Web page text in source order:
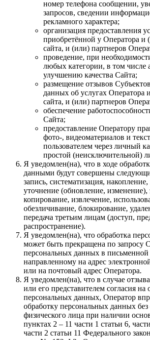
номер телефона сообщении,
запросов, сведении
рекламного характера;
организация предоставления
приобретённой у Оператора и
сайта, и (или) партнеров
проведение, при
любых категории, в том числе
улучшению качества Сайта;
размещение отзывов
данных об услугах Оператора
сайта, и (или) партнеров
обеспечение
Сайта;
предоставление Оператору
фото-, видеоматериалов и
пользователем через личный
простой (неисключительной)
Я уведомлен(на), что в ходе
данными будут совершены
запись, систематизация,
уточнение (обновление, изменение),
копирование, извлечение,
обезличивание, блокирование,
передача третьим лицам (доступ,
распространение).
Я уведомлен(на), что обработка
может быть прекращена по запросу
персональных данных в
направленному на адрес
или на почтовый адрес Оператора.
Я уведомлен(на), что в случае
или его представителем согласия на
персональных данных, Оператор
обработку персональных данных без
физического лица при наличии
пунктах 2 – 11 части 1 статьи 6,
части 2 статьи 11 Федерального